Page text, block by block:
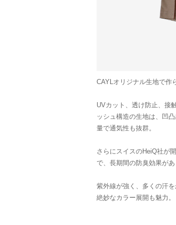
CAYLオリジナル生地で作
UVカット、透け防止、接
ッシュ構造の生地は、凹
量で通気性も抜群。
さらにスイスのHeiQ社が
で、長期間の防臭効果があ
紫外線が強く、多くの汗
絶妙なカラー展開も魅力。